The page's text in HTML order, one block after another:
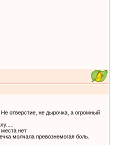
отверстие, не дырочка, а огромный
нет
молчала превознемогая боль.